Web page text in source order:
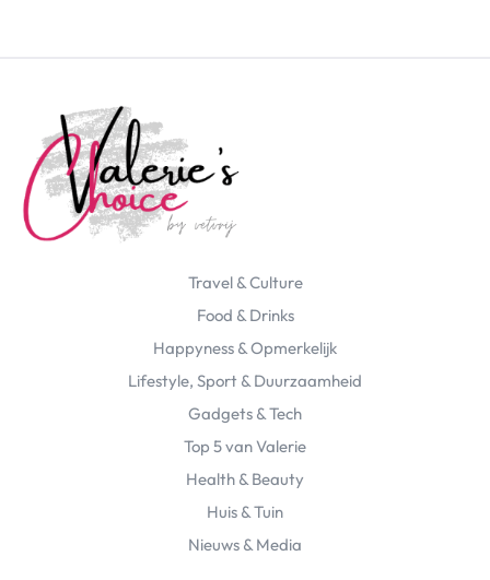
Travel & Culture
Food & Drinks
Happyness & Opmerkelijk
Lifestyle, Sport & Duurzaamheid
Gadgets & Tech
Top 5 van Valerie
Health & Beauty
Huis & Tuin
Nieuws & Media